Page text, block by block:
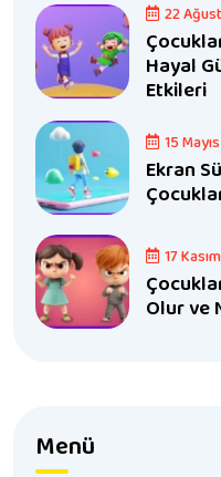
22
Hayal
Etkileri
15
Ekran
17
Olur ve
Menü